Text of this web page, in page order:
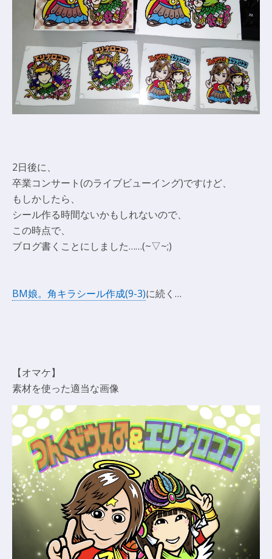
2日後に、
卒業コンサート(のライブビューイング)ですけど、
もしかしたら、
シール作る時間ないかもしれないので、
この時点で、
ブログ書くことにしました……(~▽~;)
BM娘。角キラシール作成(9-3)に続く…
【オマケ】
素材を使った適当な画像